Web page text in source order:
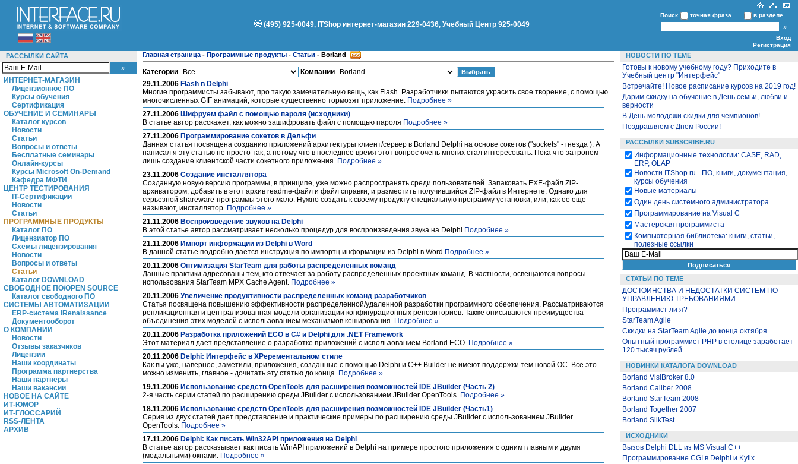
(495) 925-0049, ITShop интернет-магазин 229-0436, Учебный Центр 925-0049
Поиск точная фраза в разделе
Вход
Регистрация
РАССЫЛКИ САЙТА
ИНТЕРНЕТ-МАГАЗИН
Лицензионное ПО
Курсы обучения
Сертификация
ОБУЧЕНИЕ И СЕМИНАРЫ
Каталог курсов
Новости
Статьи
Вопросы и ответы
Бесплатные семинары
Онлайн-курсы
Курсы Microsoft On-Demand
Кафедра МФТИ
ЦЕНТР ТЕСТИРОВАНИЯ
IT-Сертификации
Новости
Статьи
ПРОГРАММНЫЕ ПРОДУКТЫ
Каталог ПО
Лицензиатор ПО
Схемы лицензирования
Новости
Вопросы и ответы
Статьи
Каталог DOWNLOAD
СВОБОДНОЕ ПО/OPEN SOURCE
Каталог свободного ПО
СИСТЕМЫ АВТОМАТИЗАЦИИ
ERP-система iRenaissance
Документооборот
О КОМПАНИИ
Новости
Отзывы заказчиков
Лицензии
Наши координаты
Программа партнерства
Наши партнеры
Наши вакансии
НОВОЕ НА САЙТЕ
ИТ-ЮМОР
ИТ-ГЛОССАРИЙ
RSS-ЛЕНТА
АРХИВ
Главная страница - Программные продукты - Статьи - Borland
Категории
Компании
29.11.2006 Flash в Delphi
Многие программисты забывают, про такую замечательную вещь, как Flash. Разработчики пытаются украсить свое творение, с помощью
многочисленных GIF анимаций, которые существенно тормозят приложение. Подробнее »
27.11.2006 Шифруем файл с помощью пароля (исходники)
В статье автор расскажет, как можно зашифровать файл с помощью пароля Подробнее »
27.11.2006 Программирование сокетов в Дельфи
Данная статья посвящена созданию приложений архитектуры клиент/сервер в Borland Delphi на основе сокетов ("sockets" - гнезда ). А
написал я эту статью не просто так, а потому что в последнее время этот вопрос очень многих стал интересовать. Пока что затронем
лишь создание клиентской части сокетного приложения. Подробнее »
23.11.2006 Создание инсталлятора
Созданную новую версию программы, в принципе, уже можно распростра­нять среди пользователей. Запаковать ЕХЕ-файл ZlP-
архиватором, добавить в этот архив readme-файл и файл справки, и разместить получившийся ZIP-файл в Интернете. Однако для
серьезной shareware-программы этого мало. Нужно создать к своему продукту специальную программу установки, или, как ее еще
называют, инсталлятор. Подробнее »
21.11.2006 Воспроизведение звуков на Delphi
В этой статье автор рассматривает несколько процедур для воспроизведения звука на Delphi Подробнее »
21.11.2006 Импорт информации из Delphi в Word
В данной статье подробно дается инструкция по импортц информации из Delphi в Word Подробнее »
20.11.2006 Оптимизация StarTeam для работы распределенных команд
Данные практики адресованы тем, кто отвечает за работу распределенных проектных команд. В частности, освещаются вопросы
использования StarTeam MPX Cache Agent. Подробнее »
20.11.2006 Увеличение продуктивности распределенных команд разработчиков
Статья посвящена повышению эффективности распределенной/удаленной разработки программного обеспечения. Рассматриваются
репликационная и централизованная модели организации конфигурационных репозиториев. Также описываются преимущества
объединения этих моделей с использованием механизмов кеширования. Подробнее »
20.11.2006 Разработка приложений ECO в C# и Delphi для .NET Framework
Этот материал дает представление о разработке приложений с использованием Borland ECO. Подробнее »
20.11.2006 Delphi: Интерфейс в XPерементальном стиле
Как вы уже, наверное, заметили, приложения, созданные с помощью Delphi и C++ Builder не имеют поддержки тем новой ОС. Все это
можно изменить, главное - дочитать эту статью до конца. Подробнее »
19.11.2006 Использование средств OpenTools для расширения возможностей IDE JBuilder (Часть 2)
2-я часть серии статей по расширению среды JBuilder с использованием JBuilder OpenTools. Подробнее »
18.11.2006 Использование средств OpenTools для расширения возможностей IDE JBuilder (Часть1)
Серия из двух статей дает представление и практические примеры по расширению среды JBuilder с использованием JBuilder
OpenTools. Подробнее »
17.11.2006 Delphi: Как писать Win32API приложения на Delphi
В статье автор рассказывает как писать WinAPI приложений в Delphi на примере простого приложения с одним главным и двумя
(модальными) окнами. Подробнее »
НОВОСТИ ПО ТЕМЕ
Готовы к новому учебному году? Приходите в
Учебный центр "Интерфейс"
Встречайте! Новое расписание курсов на 2019 год!
Дарим скидку на обучение в День семьи, любви и
верности
В День молодежи скидки для чемпионов!
Поздравляем с Днем России!
РАССЫЛКИ SUBSCRIBE.RU
Информационные технологии: CASE, RAD,
ERP, OLAP
Новости ITShop.ru - ПО, книги, документация,
курсы обучения
Новые материалы
Один день системного администратора
Программирование на Visual С++
Мастерская программиста
Компьютерная библиотека: книги, статьи,
полезные ссылки
СТАТЬИ ПО ТЕМЕ
ДОСТОИНСТВА И НЕДОСТАТКИ СИСТЕМ ПО
УПРАВЛЕНИЮ ТРЕБОВАНИЯМИ
Программист ли я?
StarTeam Agile
Скидки на StarTeam Agile до конца октября
Опытный программист PHP в столице заработает
120 тысяч рублей
НОВИНКИ КАТАЛОГА DOWNLOAD
Borland VisiBroker 8.0
Borland Caliber 2008
Borland StarTeam 2008
Borland Together 2007
Borland SilkTest
ИСХОДНИКИ
Вызов Delphi DLL из MS Visual C++
Программирование CGI в Delphi и Kylix